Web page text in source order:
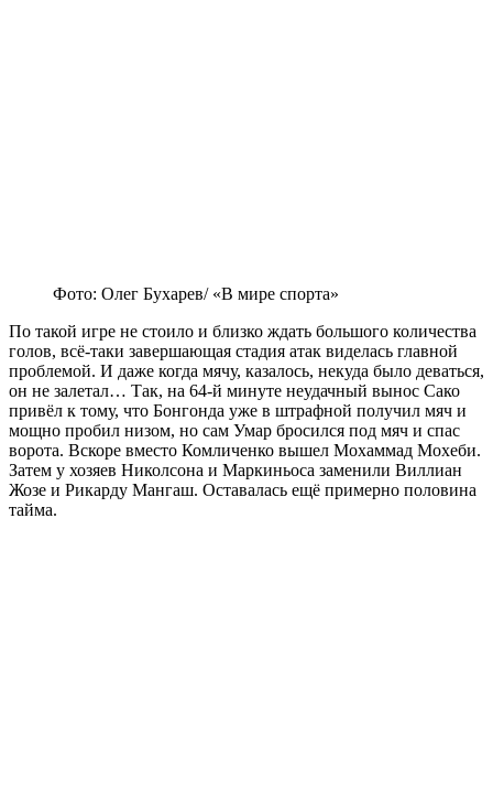
Фото: Олег Бухарев/ «В мире спорта»
По такой игре не стоило и близко ждать большого количества
голов, всё-таки завершающая стадия атак виделась главной
проблемой. И даже когда мячу, казалось, некуда было деваться,
он не залетал… Так, на 64-й минуте неудачный вынос Сако
привёл к тому, что Бонгонда уже в штрафной получил мяч и
мощно пробил низом, но сам Умар бросился под мяч и спас
ворота. Вскоре вместо Комличенко вышел Мохаммад Мохеби.
Затем у хозяев Николсона и Маркиньоса заменили Виллиан
Жозе и Рикарду Мангаш. Оставалась ещё примерно половина
тайма.